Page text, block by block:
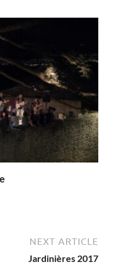
NEXT ARTICLE
Jardinières 2017